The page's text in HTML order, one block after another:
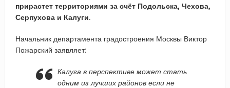
прирастет территориями за счёт Подольска, Чехова,
Серпухова и Калуги.
Начальник департамента градостроения Москвы Виктор
Пожарский заявляет:
Калуга в перспективе может стать
одним из лучших районов если не